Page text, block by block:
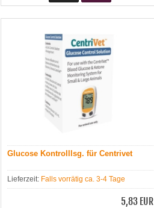
Glucose Kontrolllsg. für Centrivet
Lieferzeit: Falls vorrätig ca. 3-4 Tage
5,83 EUR